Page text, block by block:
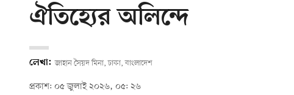
ঐতিহ্যের অলিন্দে
লেখা: জাহান সৈয়দ মিনা, ঢাকা, বাংলাদেশ
প্রকাশ: ০৫ জুলাই ২০২৬, ০৫: ২৬